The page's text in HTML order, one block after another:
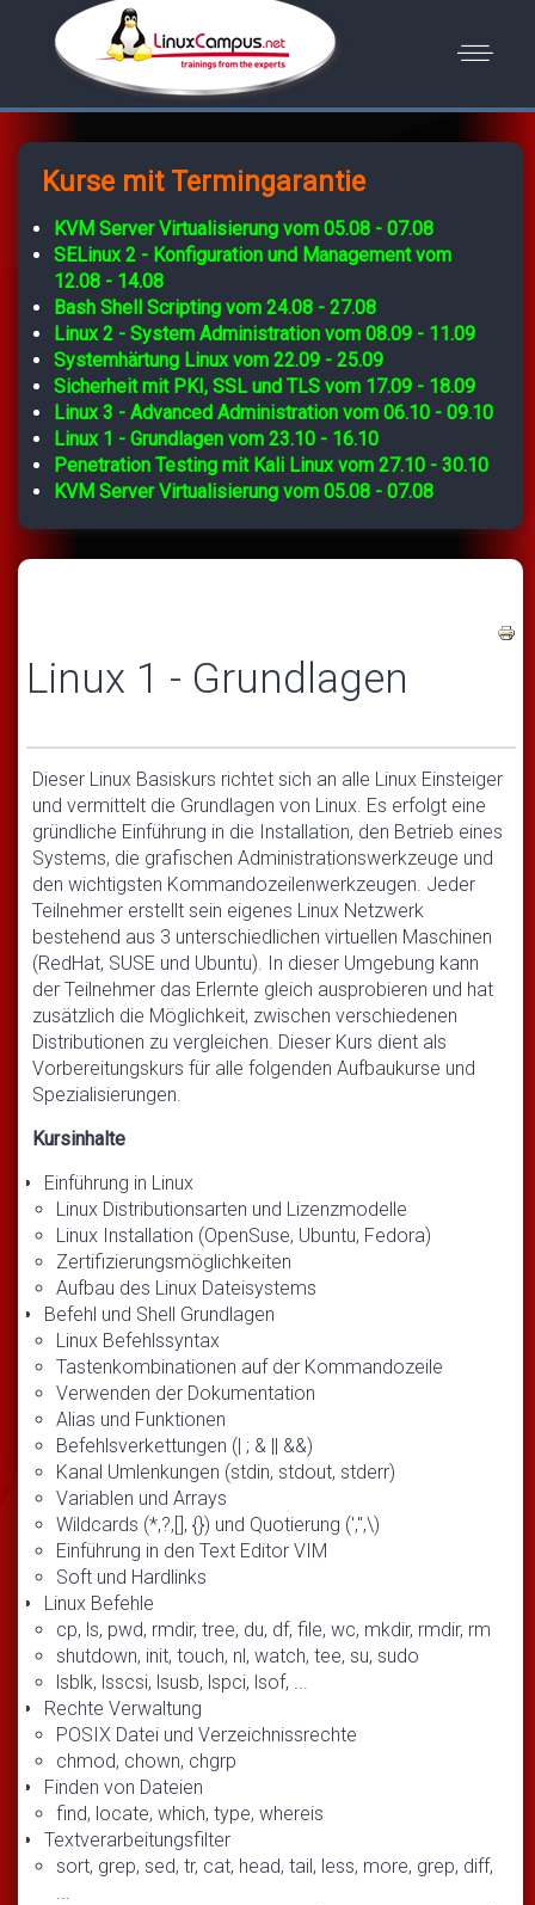
Kurse mit Termingarantie
KVM Server Virtualisierung vom 05.08 - 07.08
SELinux 2 - Konfiguration und Management vom
12.08 - 14.08
Bash Shell Scripting vom 24.08 - 27.08
Linux 2 - System Administration vom 08.09 - 11.09
Systemhärtung Linux vom 22.09 - 25.09
Sicherheit mit PKI, SSL und TLS vom 17.09 - 18.09
Linux 3 - Advanced Administration vom 06.10 - 09.10
Linux 1 - Grundlagen vom 23.10 - 16.10
Penetration Testing mit Kali Linux vom 27.10 - 30.10
KVM Server Virtualisierung vom 05.08 - 07.08
Linux 1 - Grundlagen
Dieser Linux Basiskurs richtet sich an alle Linux Einsteiger
und vermittelt die Grundlagen von Linux. Es erfolgt eine
gründliche Einführung in die Installation, den Betrieb eines
Systems, die grafischen Administrationswerkzeuge und
den wichtigsten Kommandozeilenwerkzeugen. Jeder
Teilnehmer erstellt sein eigenes Linux Netzwerk
bestehend aus 3 unterschiedlichen virtuellen Maschinen
(RedHat, SUSE und Ubuntu). In dieser Umgebung kann
der Teilnehmer das Erlernte gleich ausprobieren und hat
zusätzlich die Möglichkeit, zwischen verschiedenen
Distributionen zu vergleichen. Dieser Kurs dient als
Vorbereitungskurs für alle folgenden Aufbaukurse und
Spezialisierungen.
Kursinhalte
Einführung in Linux
Linux Distributionsarten und Lizenzmodelle
Linux Installation (OpenSuse, Ubuntu, Fedora)
Zertifizierungsmöglichkeiten
Aufbau des Linux Dateisystems
Befehl und Shell Grundlagen
Linux Befehlssyntax
Tastenkombinationen auf der Kommandozeile
Verwenden der Dokumentation
Alias und Funktionen
Befehlsverkettungen (| ; & || &&)
Kanal Umlenkungen (stdin, stdout, stderr)
Variablen und Arrays
Wildcards (*,?,[], {}) und Quotierung (',",\)
Einführung in den Text Editor VIM
Soft und Hardlinks
Linux Befehle
cp, ls, pwd, rmdir, tree, du, df, file, wc, mkdir, rmdir, rm
shutdown, init, touch, nl, watch, tee, su, sudo
lsblk, lsscsi, lsusb, lspci, lsof, ...
Rechte Verwaltung
POSIX Datei und Verzeichnissrechte
chmod, chown, chgrp
Finden von Dateien
find, locate, which, type, whereis
Textverarbeitungsfilter
sort, grep, sed, tr, cat, head, tail, less, more, grep, diff,
...